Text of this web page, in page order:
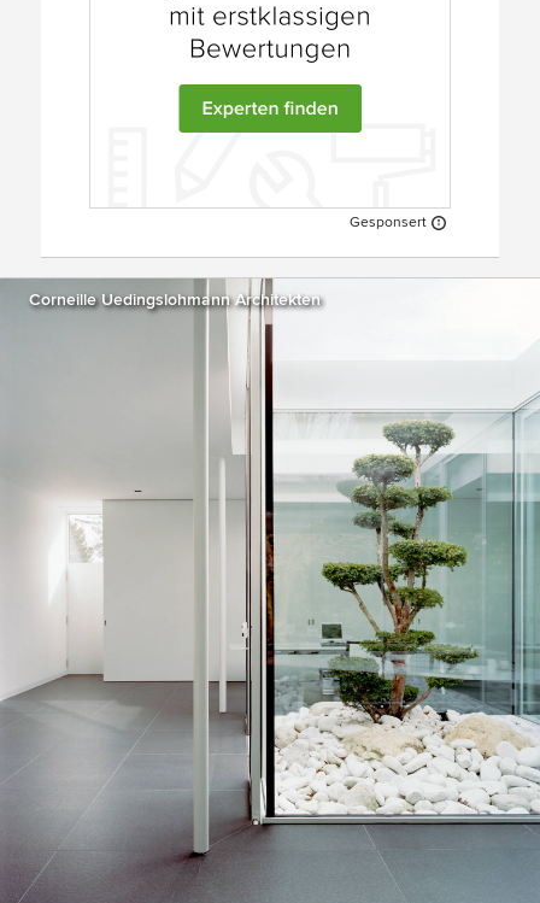
Gesponsert
Corneille Uedingslohmann Architekten